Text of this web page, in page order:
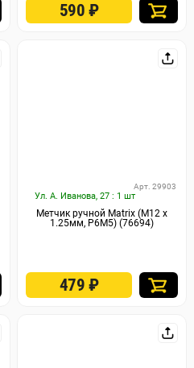
590 ₽
Ул. А. Иванова, 27 : 1 шт
Арт. 29903
Метчик ручной Matrix (М12 х
1.25мм, Р6М5) (76694)
479 ₽